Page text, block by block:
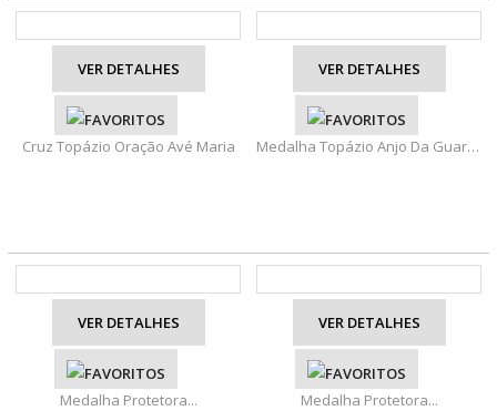
VER DETALHES
Cruz Topázio Oração Avé Maria
VER DETALHES
Medalha Topázio Anjo Da Guarda
VER DETALHES
Medalha Protetora...
VER DETALHES
Medalha Protetora...